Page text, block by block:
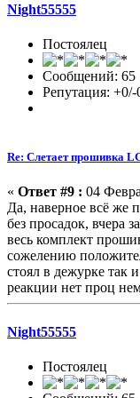
Night55555
Постоялец
Сообщений: 65
Репутация: +0/-
Re: Слетает прошивка
« Ответ #9 : 04
Да, наверное всë же
без просадок, вчера
весь комплект
сожелению
стоял в дежурке так
реакции нет проц
Night55555
Постоялец